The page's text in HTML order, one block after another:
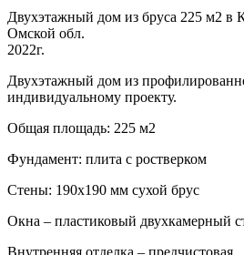
Двухэтажный дом из бруса 225 м2 в
Омской обл.
2022г.
Двухэтажный дом из
индивидуальному проекту.
Общая площадь: 225 м2
Фундамент: плита с ростверком
Стены: 190х190 мм сухой брус
Окна – пластиковый двухкамерный